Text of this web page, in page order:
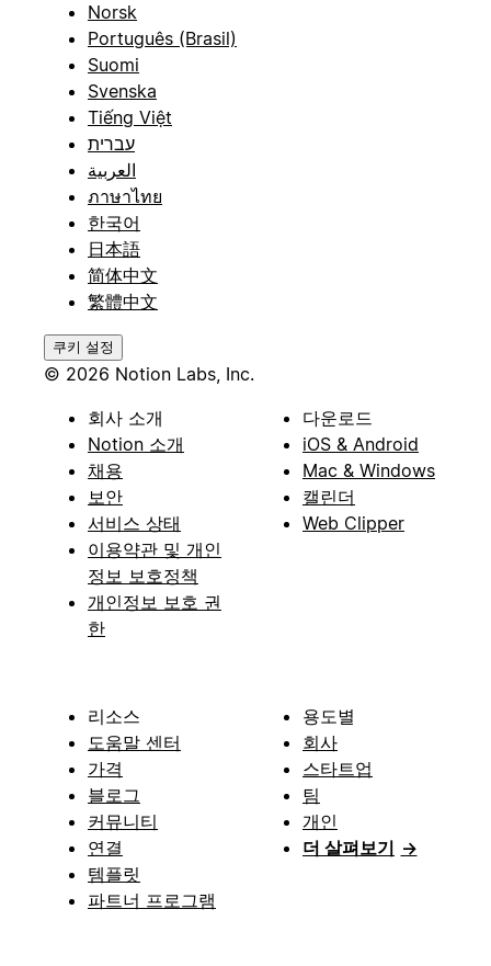
Norsk
Português (Brasil)
Suomi
Svenska
Tiếng Việt
עברית
العربية
ภาษาไทย
한국어
日本語
简体中文
繁體中文
쿠키 설정
© 2026 Notion Labs, Inc.
회사 소개
Notion 소개
채용
보안
서비스 상태
이용약관 및 개인
정보 보호정책
개인정보 보호 권
한
다운로드
iOS & Android
Mac & Windows
캘린더
Web Clipper
리소스
도움말 센터
가격
블로그
커뮤니티
연결
템플릿
파트너 프로그램
용도별
회사
스타트업
팀
개인
더 살펴보기 →